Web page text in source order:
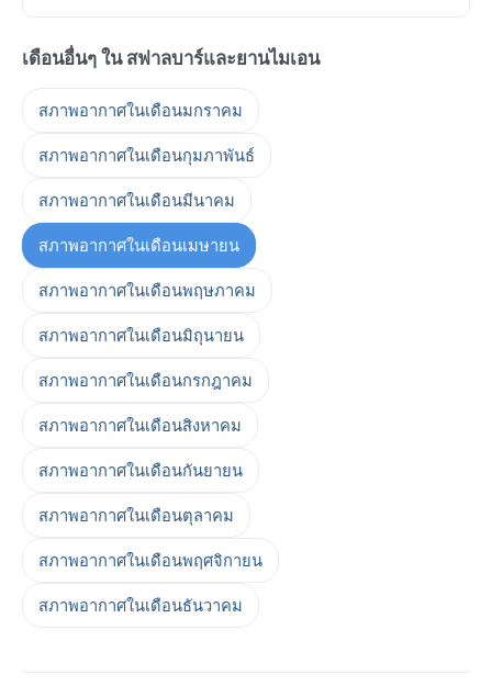
เดือนอื่นๆ ใน สฟาลบาร์และยานไมเอน
สภาพอากาศในเดือนมกราคม
สภาพอากาศในเดือนกุมภาพันธ์
สภาพอากาศในเดือนมีนาคม
สภาพอากาศในเดือนเมษายน
สภาพอากาศในเดือนพฤษภาคม
สภาพอากาศในเดือนมิถุนายน
สภาพอากาศในเดือนกรกฎาคม
สภาพอากาศในเดือนสิงหาคม
สภาพอากาศในเดือนกันยายน
สภาพอากาศในเดือนตุลาคม
สภาพอากาศในเดือนพฤศจิกายน
สภาพอากาศในเดือนธันวาคม